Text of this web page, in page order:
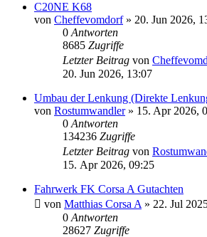
C20NE K68
von Cheffevomdorf» 20. Jun 2026,
0 Antworten
8685 Zugriffe
Letzter Beitrag von
20. Jun 2026, 13:07
Umbau der Lenkung (Direkte
von Rostumwandler» 15. Apr 2026,
0 Antworten
134236 Zugriffe
Letzter Beitrag von
15. Apr 2026, 09:25
Fahrwerk FK Corsa A Gutachten
von Matthias Corsa A » 22. Jul
0 Antworten
28627 Zugriffe